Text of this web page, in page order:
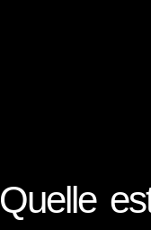
Quelle